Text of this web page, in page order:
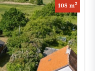
108 m2